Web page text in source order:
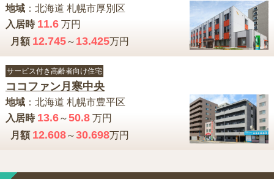
地域： 北海道 札幌市厚別区
入居時 11.6万円
月額 12.745～ 13.425万円
サービス付き高齢者向け住宅
ココファン月寒中央
地域： 北海道 札幌市豊平区
入居時 13.6～50.8万円
月額 12.608～30.698万円